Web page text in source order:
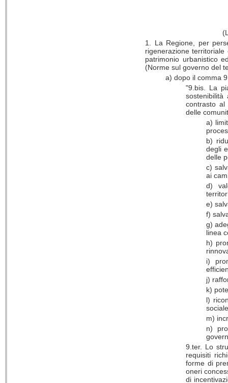
1. La Regione, per
rigenerazione
patrimonio urbanistico
(Norme sul governo del
a) dopo il comma
"9.bis. La
contrasto al
delle
a)
b)
degli
delle
c)
ai
d)
e)
f)
g)
linea
h)
i)
j)
k)
l)
m)
n)
9.ter. Lo
requisiti
forme di
oneri
di